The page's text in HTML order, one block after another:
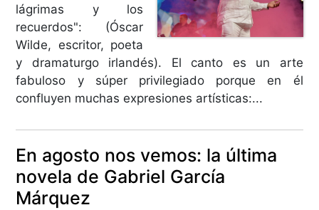
lágrimas y los
recuerdos": (Óscar
Wilde, escritor, poeta
y dramaturgo irlandés). El canto es un arte
fabuloso y súper privilegiado porque en él
confluyen muchas expresiones artísticas:...
En agosto nos vemos: la última
novela de Gabriel García
Márquez